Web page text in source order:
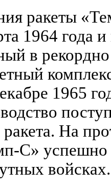
ракеты
1964 года
в
1965
ракета. На
С» успешно
войсках.